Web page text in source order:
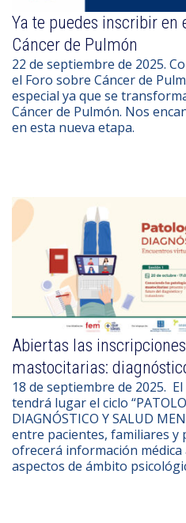
Ya te puedes inscribir en
Cáncer de Pulmón
22 de septiembre de 2025.
el Foro sobre Cáncer de
especial ya que se
Cáncer de Pulmón. Nos
en esta nueva etapa.
Abiertas las
mastocitarias:
18 de septiembre de 2025.
tendrá lugar el ciclo
DIAGNÓSTICO Y SALUD
entre pacientes, familiares y
ofrecerá información
aspectos de ámbito